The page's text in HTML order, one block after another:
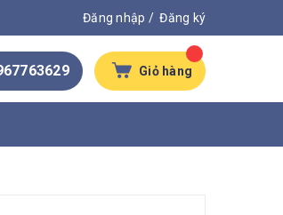
Đăng nhập /Đăng ký
Giỏ hàng